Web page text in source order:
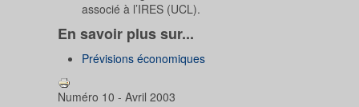
associé à l’IRES (UCL).
En savoir plus sur...
Prévisions économiques
Numéro 10 - Avril 2003